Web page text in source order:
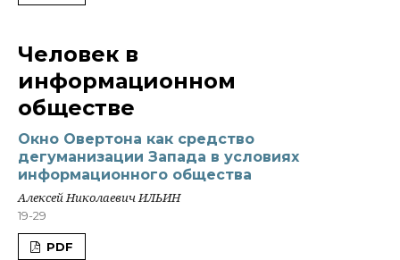
Человек в
информационном
обществе
Окно Овертона как средство
дегуманизации Запада в условиях
информационного общества
Алексей Николаевич ИЛЬИН
19-29
PDF